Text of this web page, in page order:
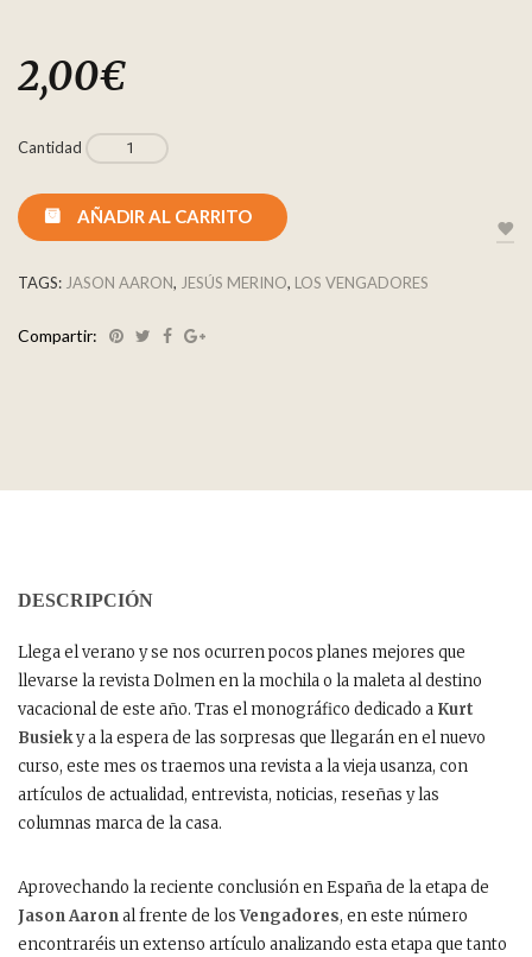
2,00€
Cantidad
AÑADIR AL CARRITO
TAGS: JASON AARON, JESÚS MERINO, LOS VENGADORES
Compartir:
DESCRIPCIÓN
Llega el verano y se nos ocurren pocos planes mejores que
llevarse la revista Dolmen en la mochila o la maleta al destino
vacacional de este año. Tras el monográfico dedicado a Kurt
Busieky a la espera de las sorpresas que llegarán en el nuevo
curso, este mes os traemos una revista a la vieja usanza, con
artículos de actualidad, entrevista, noticias, reseñas y las
columnas marca de la casa.
Aprovechando la reciente conclusión enEspaña de la etapa de
Jason Aaronal frente de losVengadores, en este número
encontraréis un extenso artículo analizando esta etapa que tanto